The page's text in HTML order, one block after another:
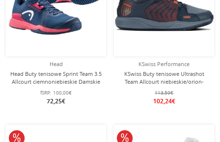
Head
Head Buty tenisowe Sprint Team 3.5
Allcourt ciemnoniebieskie Damskie
fSRP: 100,00€
72,25€
KSwiss Performance
KSwiss Buty tenisowe Ultrashot
Team Allcourt niebieskie/orion-
niebieskie męskie
113,59€
102,24€
10% obniżone 10% obniżone